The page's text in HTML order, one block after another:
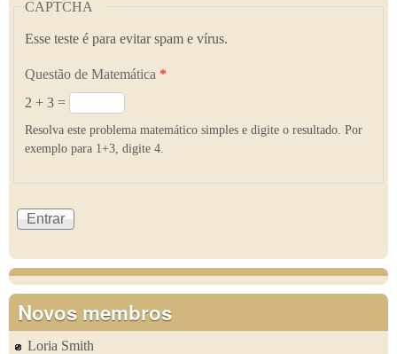
CAPTCHA
Esse teste é para evitar spam e vírus.
Questão de Matemática *
2 + 3 =
Resolva este problema matemático simples e digite o resultado. Por
exemplo para 1+3, digite 4.
Novos membros
Loria Smith